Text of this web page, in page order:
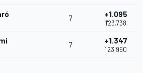
7 +1.095
1'23.738
7 +1.347
1'23.990